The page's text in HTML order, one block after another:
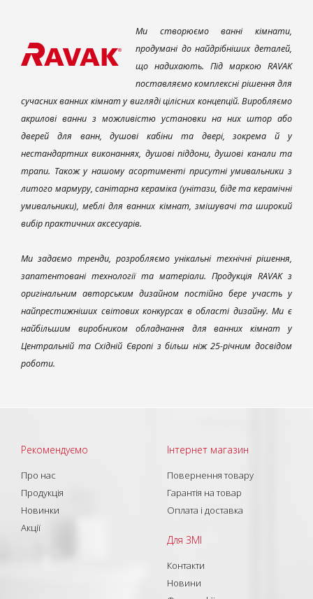
Ми створюємо ванні кімнати,
продумані до найдрібніших деталей,
що надихають. Під маркою RAVAK
поставляємо комплексні рішення для
сучасних ванних кімнат у вигляді цілісних концепцій. Виробляємо
акрилові ванни з можливістю установки на них штор або
дверей для ванн, душові кабіни та двері, зокрема й у
нестандартних виконаннях, душові піддони, душові канали та
трапи. Також у нашому асортименті присутні умивальники з
литого мармуру, санітарна кераміка (унітази, біде та керамічні
умивальники), меблі для ванних кімнат, змішувачі та широкий
вибір практичних аксесуарів.
Ми задаємо тренди, розробляємо унікальні технічні рішення,
запатентовані технології та матеріали. Продукція RAVAK з
оригінальним авторським дизайном постійно бере участь у
найпрестижніших світових конкурсах в області дизайну. Ми є
найбільшим виробником обладнання для ванних кімнат у
Центральній та Східній Європі з більш ніж 25-річним досвідом
роботи.
Рекомендуємо
Про нас
Продукція
Новинки
Акції
Інтернет магазин
Повернення товару
Гарантія на товар
Оплата і доставка
Для ЗМІ
Контакти
Новини